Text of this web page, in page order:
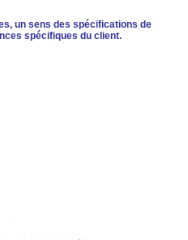
un sens des spécifications de
spécifiques du client.